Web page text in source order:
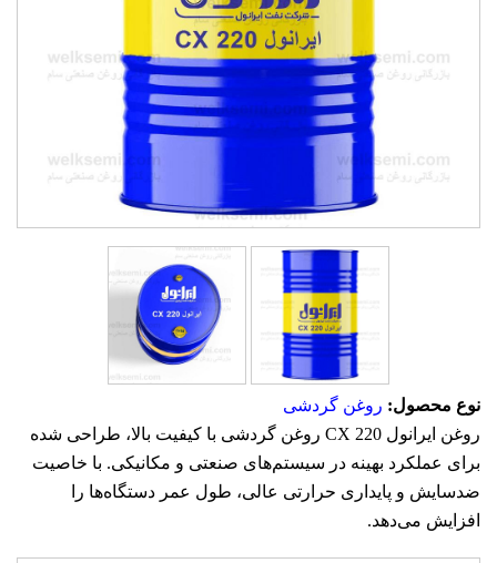
نوع محصول: روغن گردشی
روغن ایرانول CX 220 روغن گردشی با کیفیت بالا، طراحی شده
برای عملکرد بهینه در سیستم‌های صنعتی و مکانیکی. با خاصیت
ضدسایش و پایداری حرارتی عالی، طول عمر دستگاه‌ها را
افزایش می‌دهد.